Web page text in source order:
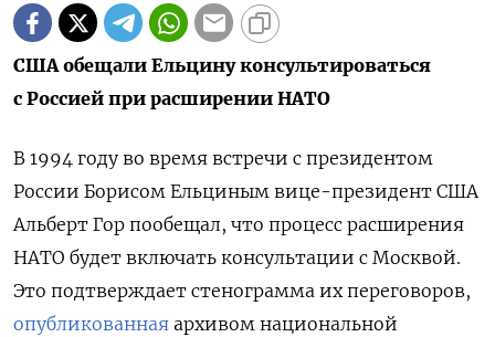
США обещали Ельцину консультироваться
с Россией при расширении НАТО
В 1994 году во время встречи с президентом
России Борисом Ельциным вице-президент США
Альберт Гор пообещал, что процесс расширения
НАТО будет включать консультации с Москвой.
Это подтверждает стенограмма их переговоров,
опубликованная архивом национальной